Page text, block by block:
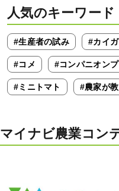
人気のキーワード
#生産者の試み #カイ
#コメ #コンパニオン
#ミニトマト #農家が
マイナビ農業コン